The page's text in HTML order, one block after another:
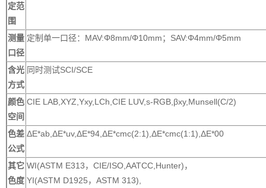
定范
围
测量
口径
定制单一口径：MAV:Φ8mm/Φ10mm；SAV:Φ4mm/Φ5mm
含光
方式
同时测试SCI/SCE
颜色
空间
CIE LAB,XYZ,Yxy,LCh,CIE LUV,s-RGB,βxy,Munsell(C/2)
色差
公式
ΔE*ab,ΔE*uv,ΔE*94,ΔE*cmc(2:1),ΔE*cmc(1:1),ΔE*00
其它
色度
WI(ASTM E313，CIE/ISO,AATCC,Hunter)，
YI(ASTM D1925，ASTM 313),